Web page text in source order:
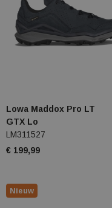
Lowa Maddox Pro LT
GTX Lo
LM311527
€ 199,99
Nieuw